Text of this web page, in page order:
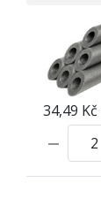
34,49 Kč